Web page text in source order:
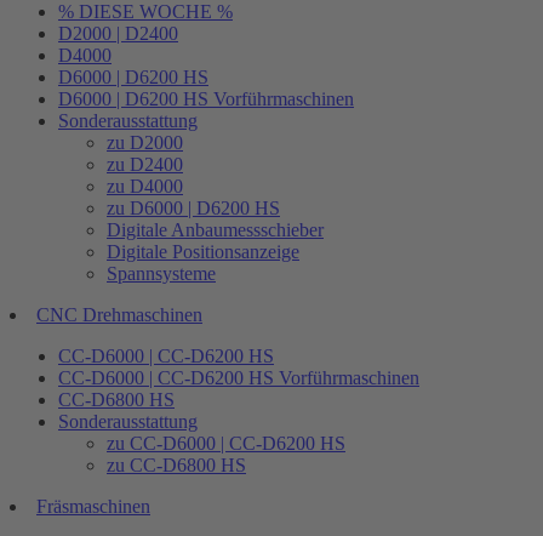
% DIESE WOCHE %
D2000 | D2400
D4000
D6000 | D6200 HS
D6000 | D6200 HS Vorführmaschinen
Sonderausstattung
zu D2000
zu D2400
zu D4000
zu D6000 | D6200 HS
Digitale Anbaumessschieber
Digitale Positionsanzeige
Spannsysteme
CNC Drehmaschinen
CC-D6000 | CC-D6200 HS
CC-D6000 | CC-D6200 HS Vorführmaschinen
CC-D6800 HS
Sonderausstattung
zu CC-D6000 | CC-D6200 HS
zu CC-D6800 HS
Fräsmaschinen